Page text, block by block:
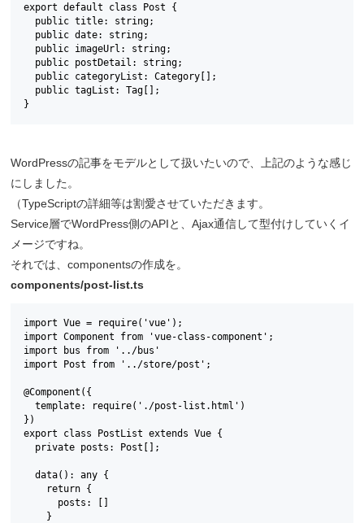
export default class Post {
  public title: string;
  public date: string;
  public imageUrl: string;
  public postDetail: string;
  public categoryList: Category[];
  public tagList: Tag[];
}
WordPressの記事をモデルとして扱いたいので、上記のような感じ
にしました。
（TypeScriptの詳細等は割愛させていただきます。
Service層でWordPress側のAPIと、Ajax通信して型付けしていくイ
メージですね。
それでは、componentsの作成を。
components/post-list.ts
import Vue = require('vue');
import Component from 'vue-class-component';
import bus from '../bus'
import Post from '../store/post';
@Component({
  template: require('./post-list.html')
})
export class PostList extends Vue {
  private posts: Post[];
  data(): any {
    return {
      posts: []
    }